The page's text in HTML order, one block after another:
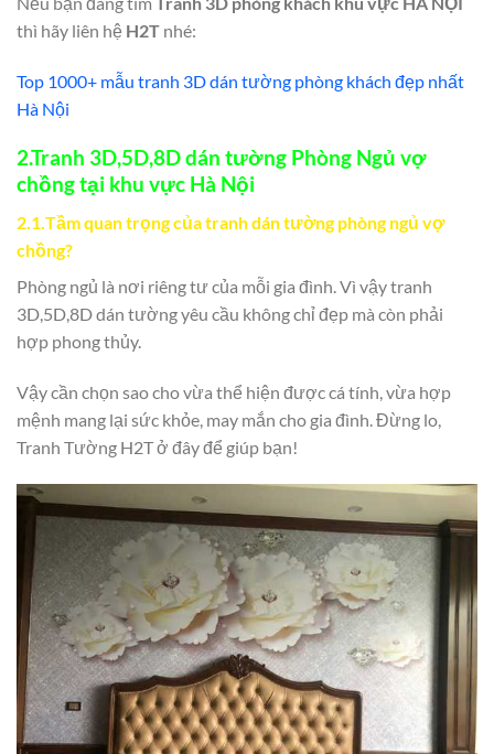
thì hãy liên hệ H2T nhé:
Top 1000+ mẫu tranh 3D dán tường phòng khách đẹp nhất
Hà Nội
2.Tranh 3D,5D,8D dán tường Phòng Ngủ vợ
chồngtại khu vực Hà Nội
2.1.Tầm quan trọng của tranh dán tường phòng ngủ vợ
chồng?
Phòng ngủ là nơi riêng tư của mỗi gia đình. Vì vậy tranh
3D,5D,8D dán tường yêu cầu không chỉ đẹp mà còn phải
hợp phong thủy.
Vậy cần chọn sao cho vừa thể hiện được cá tính, vừa hợp
mệnh mang lại sức khỏe, may mắn cho gia đình. Đừng lo,
Tranh Tường H2T ở đây để giúp bạn!